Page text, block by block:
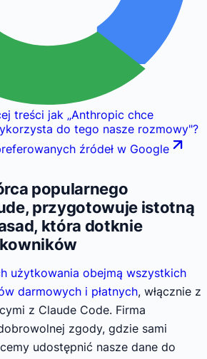
treści jak „Anthropic chce
do tego nasze rozmowy"?
źródeł w Google
popularnego
przygotowuje istotną
która dotknie
użytkowania obejmą wszystkich
darmowych i płatnych, włącznie z
z Claude Code. Firma
zgody, gdzie sami
udostępnić nasze dane do